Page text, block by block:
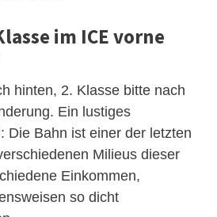
im ICE vorne
hinten, 2. Klasse bitte nach
Ein lustiges
Die Bahn ist einer der letzten
Milieus dieser
Einkommen,
so dicht